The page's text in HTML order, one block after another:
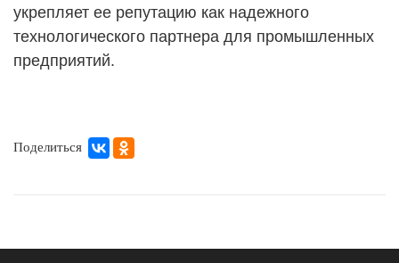
укрепляет ее репутацию как надежного
технологического партнера для промышленных
предприятий.
Поделиться